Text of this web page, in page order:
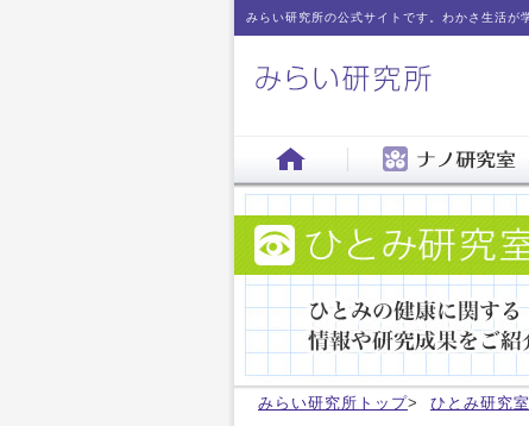
みらい研究所の公式サイトです。わかさ生活が
みらい研究所トップ> ひとみ研究室